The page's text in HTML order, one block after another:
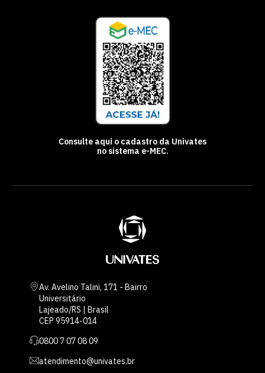
Consulte aqui o cadastro da Univates
no sistema e-MEC.
Av. Avelino Talini, 171 - Bairro
Universitário
Lajeado/RS | Brasil
CEP 95914-014
0800 7 07 08 09
atendimento@univates.br